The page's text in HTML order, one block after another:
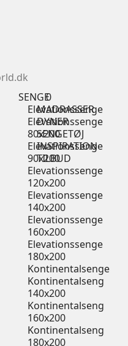
SENGE
Elevationssenge
Elevationssenge
80x200
Elevationssenge
90x200
Elevationssenge
120x200
Elevationssenge
140x200
Elevationssenge
160x200
Elevationssenge
180x200
Kontinentalsenge
Kontinentalseng
140x200
Kontinentalseng
160x200
Kontinentalseng
180x200
MADRASSER
DYNER
SENGETØJ
INSPIRATION
TILBUD
0